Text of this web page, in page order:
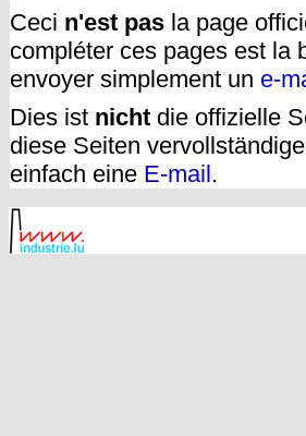
Ceci n'est pas la page
compléter ces pages est la
envoyer simplement un e-
Dies ist nicht die offizielle
diese Seiten
einfach eine E-mail .